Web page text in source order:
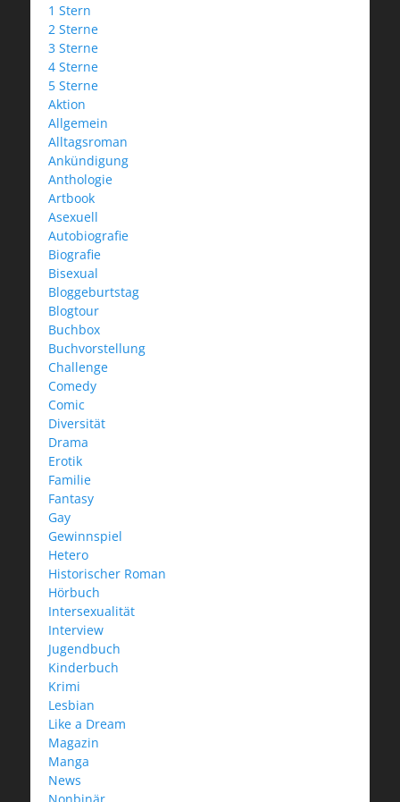
1 Stern
2 Sterne
3 Sterne
4 Sterne
5 Sterne
Aktion
Allgemein
Alltagsroman
Ankündigung
Anthologie
Artbook
Asexuell
Autobiografie
Biografie
Bisexual
Bloggeburtstag
Blogtour
Buchbox
Buchvorstellung
Challenge
Comedy
Comic
Diversität
Drama
Erotik
Familie
Fantasy
Gay
Gewinnspiel
Hetero
Historischer Roman
Hörbuch
Intersexualität
Interview
Jugendbuch
Kinderbuch
Krimi
Lesbian
Like a Dream
Magazin
Manga
News